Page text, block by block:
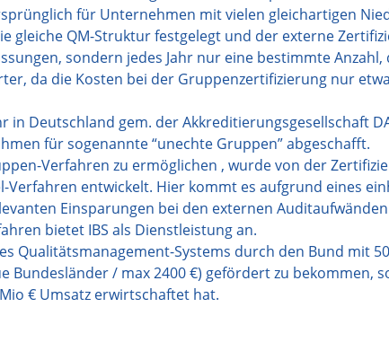
für Unternehmen mit vielen gleichartigen
gleiche QM-Struktur festgelegt und der externe
sondern jedes Jahr nur eine bestimmte
da die Kosten bei der Gruppenzertifizierung nur
in Deutschland gem. der Akkreditierungsgesellschaft
für sogenannte “unechte Gruppen” abgeschafft.
Verfahren zu ermöglichen , wurde von der
Verfahren entwickelt. Hier kommt es aufgrund eines
Einsparungen bei den externen
bietet IBS als Dienstleistung an.
Qualitätsmanagement-Systems durch den Bund mit
Bundesländer / max 2400 €) gefördert zu bekommen,
€ Umsatz erwirtschaftet hat.